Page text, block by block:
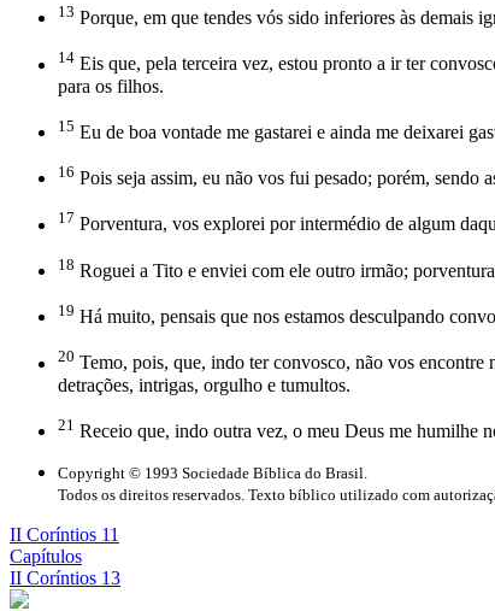
13 Porque, em que tendes vós sido inferiores às demais
14 Eis que, pela terceira vez, estou pronto a ir ter
para os filhos.
15 Eu de boa vontade me gastarei e ainda me deixarei
16 Pois seja assim, eu não vos fui pesado; porém, sendo
17 Porventura, vos explorei por intermédio de algum
18 Roguei a Tito e enviei com ele outro irmão;
19 Há muito, pensais que nos estamos desculpando
20 Temo, pois, que, indo ter convosco, não vos encontre
detrações, intrigas, orgulho e tumultos.
21 Receio que, indo outra vez, o meu Deus me humilhe
Copyright © 1993 Sociedade Bíblica do Brasil.
Todos os direitos reservados. Texto bíblico utilizado com
II Coríntios 11
Capítulos
II Coríntios 13